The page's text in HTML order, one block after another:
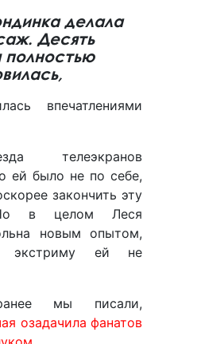
делала
Десять
полностью
впечатлениями
телеэкранов
ей было не по себе,
закончить эту
Но в целом Леся
новым опытом,
экстриму ей не
мы писали,
озадачила фанатов